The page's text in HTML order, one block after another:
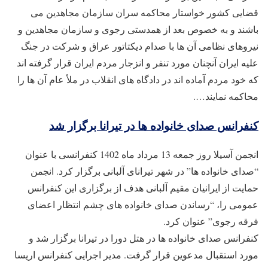
قضایی کشور خواستار محاکمه سران سازمان مجاهدین می
باشند و به خصوص بعد از همدستی رجوی و سازمان مجاهدین و
نیروهای نظامی آن ها با صدام دیکتاتور عراق و شرکت در جنگ
علیه ایران آنچنان مورد تنفر و انزجار مردم ایران قرار گرفته اند
که خود مردم آماده اند در دادگاه های انقلاب در ملأ عام آن ها را
محاکمه نمایند….
کنفرانس صدای خانواده ها در تیرانا برگزار شد
انجمن آسیلا روز جمعه 13 مرداد ماه 1402 کنفرانسی با عنوان
“صدای خانواده ها” در شهر تیرانای آلبانی برگزار کرد. انجمن
حمایت از ایرانیان مقیم آلبانی هدف از برگزاری این کنفرانس
عمومی را، “رساندن صدای خانواده های چشم انتظار اعضای
فرقه رجوی” عنوان کرد.
کنفرانس صدای خانواده ها در هتل دورا در تیرانا برگزار شد و
مورد استقبال مدعوین قرار گرفت. مدیر اجرایی کنفرانس اریسا